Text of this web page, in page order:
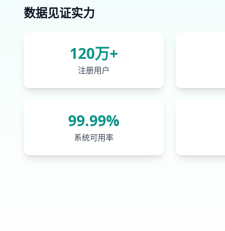
数据见证实力
120万+
注册用户
99.99%
系统可用率